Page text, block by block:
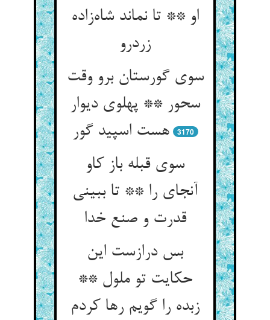
او ** تا نماند شاه‌زاده
زردرو
سوی گورستان برو وقت
سحور ** پهلوی دیوار
هست اسپید گور
3170
سوی قبله باز کاو
آنجای را ** تا ببینی
قدرت و صنع خدا
بس درازست این
حکایت تو ملول **
زبده را گویم رها کردم